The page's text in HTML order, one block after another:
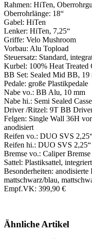
Rahmen: HiTen,
Oberrohrlänge: 18“
Gabel: HiTen
Lenker: HiTen, 7,25“
Griffe: Velo Mushroom
Vorbau: Alu Topload
Steuersatz: Standard,
Kurbel: 100% Heat
BB Set: Sealed Mid BB, 19
Pedale: große Plastikpedale
Nabe vo.: BB Alu, 10 mm
Nabe hi.: Semi Sealed
Driver /Ritzel: 9T BB
Felgen: Single Wall 36H
anodisiert
Reifen vo.: DUO SVS
Reifen hi.: DUO SVS 2,25“
Bremse vo.: Caliper
Sattel: Plastiksattel,
Besonderheiten:
mattschwarz/blau,
Empf.VK: 399,90 €
Ähnliche Artikel